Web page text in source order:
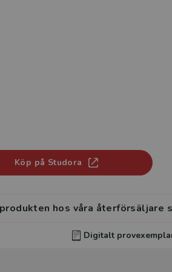
Köp på Studora
hos våra återförsäljare
Digitalt